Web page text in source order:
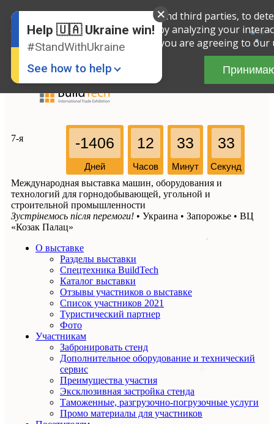
Russian
Ukrainian
-1406
Дней
12
Часов
33
Минут
33
Секунд
7-я
Международная выставка машин, оборудования и
технологий для горнодобывающей, угольной и
строительной промышленности
Зустрінемось після перемоги! • Украина • Запорожье • ВЦ
«Козак Палац»
О выставке
Разделы выставки
Спецтехника BuildTech
Каталог выставки
Отзывы участников о выставке
Список участников 2021
Туристический партнер
Фото
Участникам
Забронировать стенд
Дополнительное оборудование и технический
сервис
Преимущества участия
Эксклюзивная застройка стенда
Таможенные, разгрузочно-погрузочные услуги
Промо материалы для участников
Help 🇺🇦 Ukraine win!
#StandWithUkraine
See how to help
Donate
💸
Support Ukraine
❤
Share this widget
We use cookies, both our own and third parties, to
and improve the service offered by analyzing your
you are agreeing to our